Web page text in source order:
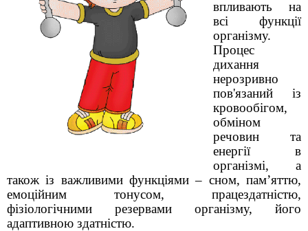
впливають на
всі функції
організму.
Процес
дихання
нерозривно
пов'язаний із
кровообігом,
обміном
речовин та
енергії в
організмі, а
також із важливими функціями – сном, пам’яттю,
емоційним тонусом, працездатністю,
фізіологічними резервами організму, його
адаптивною здатністю.